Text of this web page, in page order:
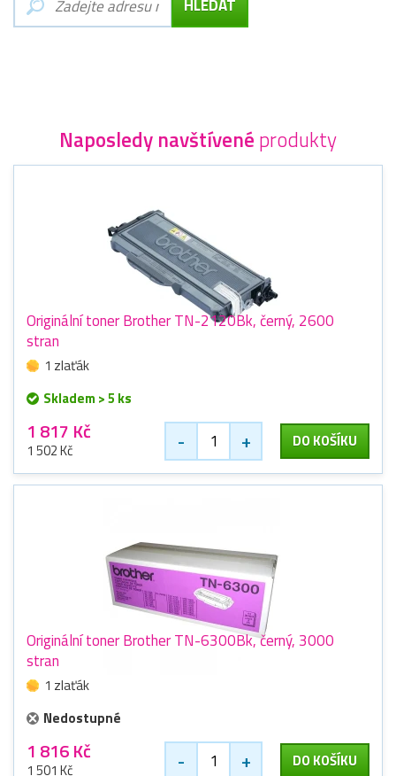
Naposledy navštívené produkty
Originální toner Brother TN-2120Bk, černý, 2600
stran
1 zlaťák
Skladem > 5 ks
1 817 Kč
1 502 Kč - + DO KOŠÍKU
Originální toner Brother TN-6300Bk, černý, 3000
stran
1 zlaťák
Nedostupné
1 816 Kč
1 501 Kč - + DO KOŠÍKU